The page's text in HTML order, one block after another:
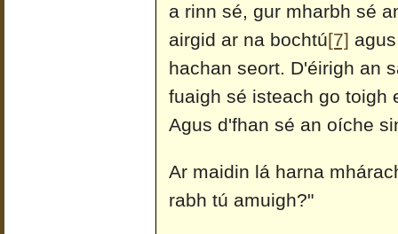
a rinn sé, gur mharbh sé
airgid ar na bochtú[7]
hachan seort. D'éirigh an
fuaigh sé isteach go toigh
Agus d'fhan sé an oíche
Ar maidin lá harna
rabh tú amuigh?"